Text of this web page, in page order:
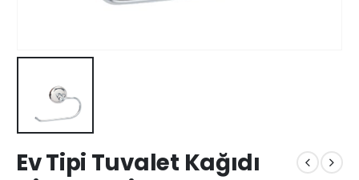
Ev Tipi Tuvalet Kağıdı